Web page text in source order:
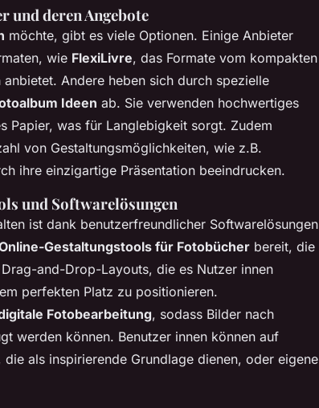
und deren Angebote
möchte, gibt es viele Optionen. Einige Anbieter
wie FlexiLivre, das Formate vom kompakten
Andere heben sich durch spezielle
Ideen ab. Sie verwenden hochwertiges
Papier, was für Langlebigkeit sorgt. Zudem
von Gestaltungsmöglichkeiten, wie z.B.
ihre einzigartige Präsentation beeindrucken.
und Softwarelösungen
ist dank benutzerfreundlicher Softwarelösungen
Gestaltungstools für Fotobücher bereit, die
and-Drop-Layouts, die es Nutzer innen
perfekten Platz zu positionieren.
Fotobearbeitung, sodass Bilder nach
werden können. Benutzer innen können auf
als inspirierende Grundlage dienen, oder eigene